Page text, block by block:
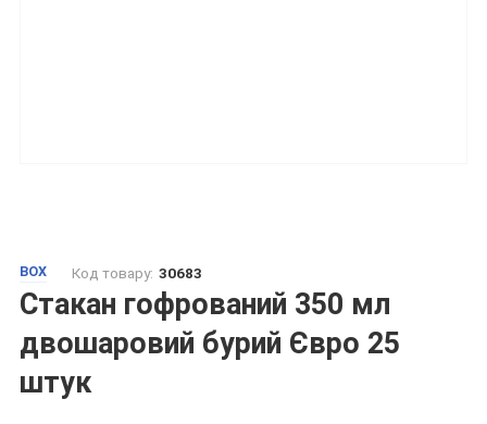
BOX Код товару: 30683
Стакан гофрований 350 мл
двошаровий бурий Євро 25
штук